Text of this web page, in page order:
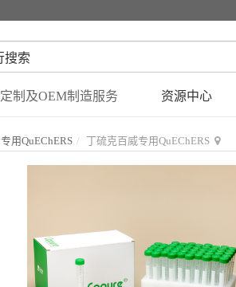
定制及OEM制造服务 资源中心
专用QuEChERS 丁硫克百威专用QuEChERS